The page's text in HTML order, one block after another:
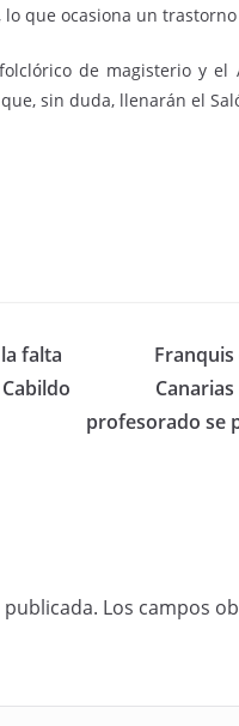
que ocasiona un
de magisterio y el
sin duda, llenarán el
falta
Franquis
profesorado se
Los campos